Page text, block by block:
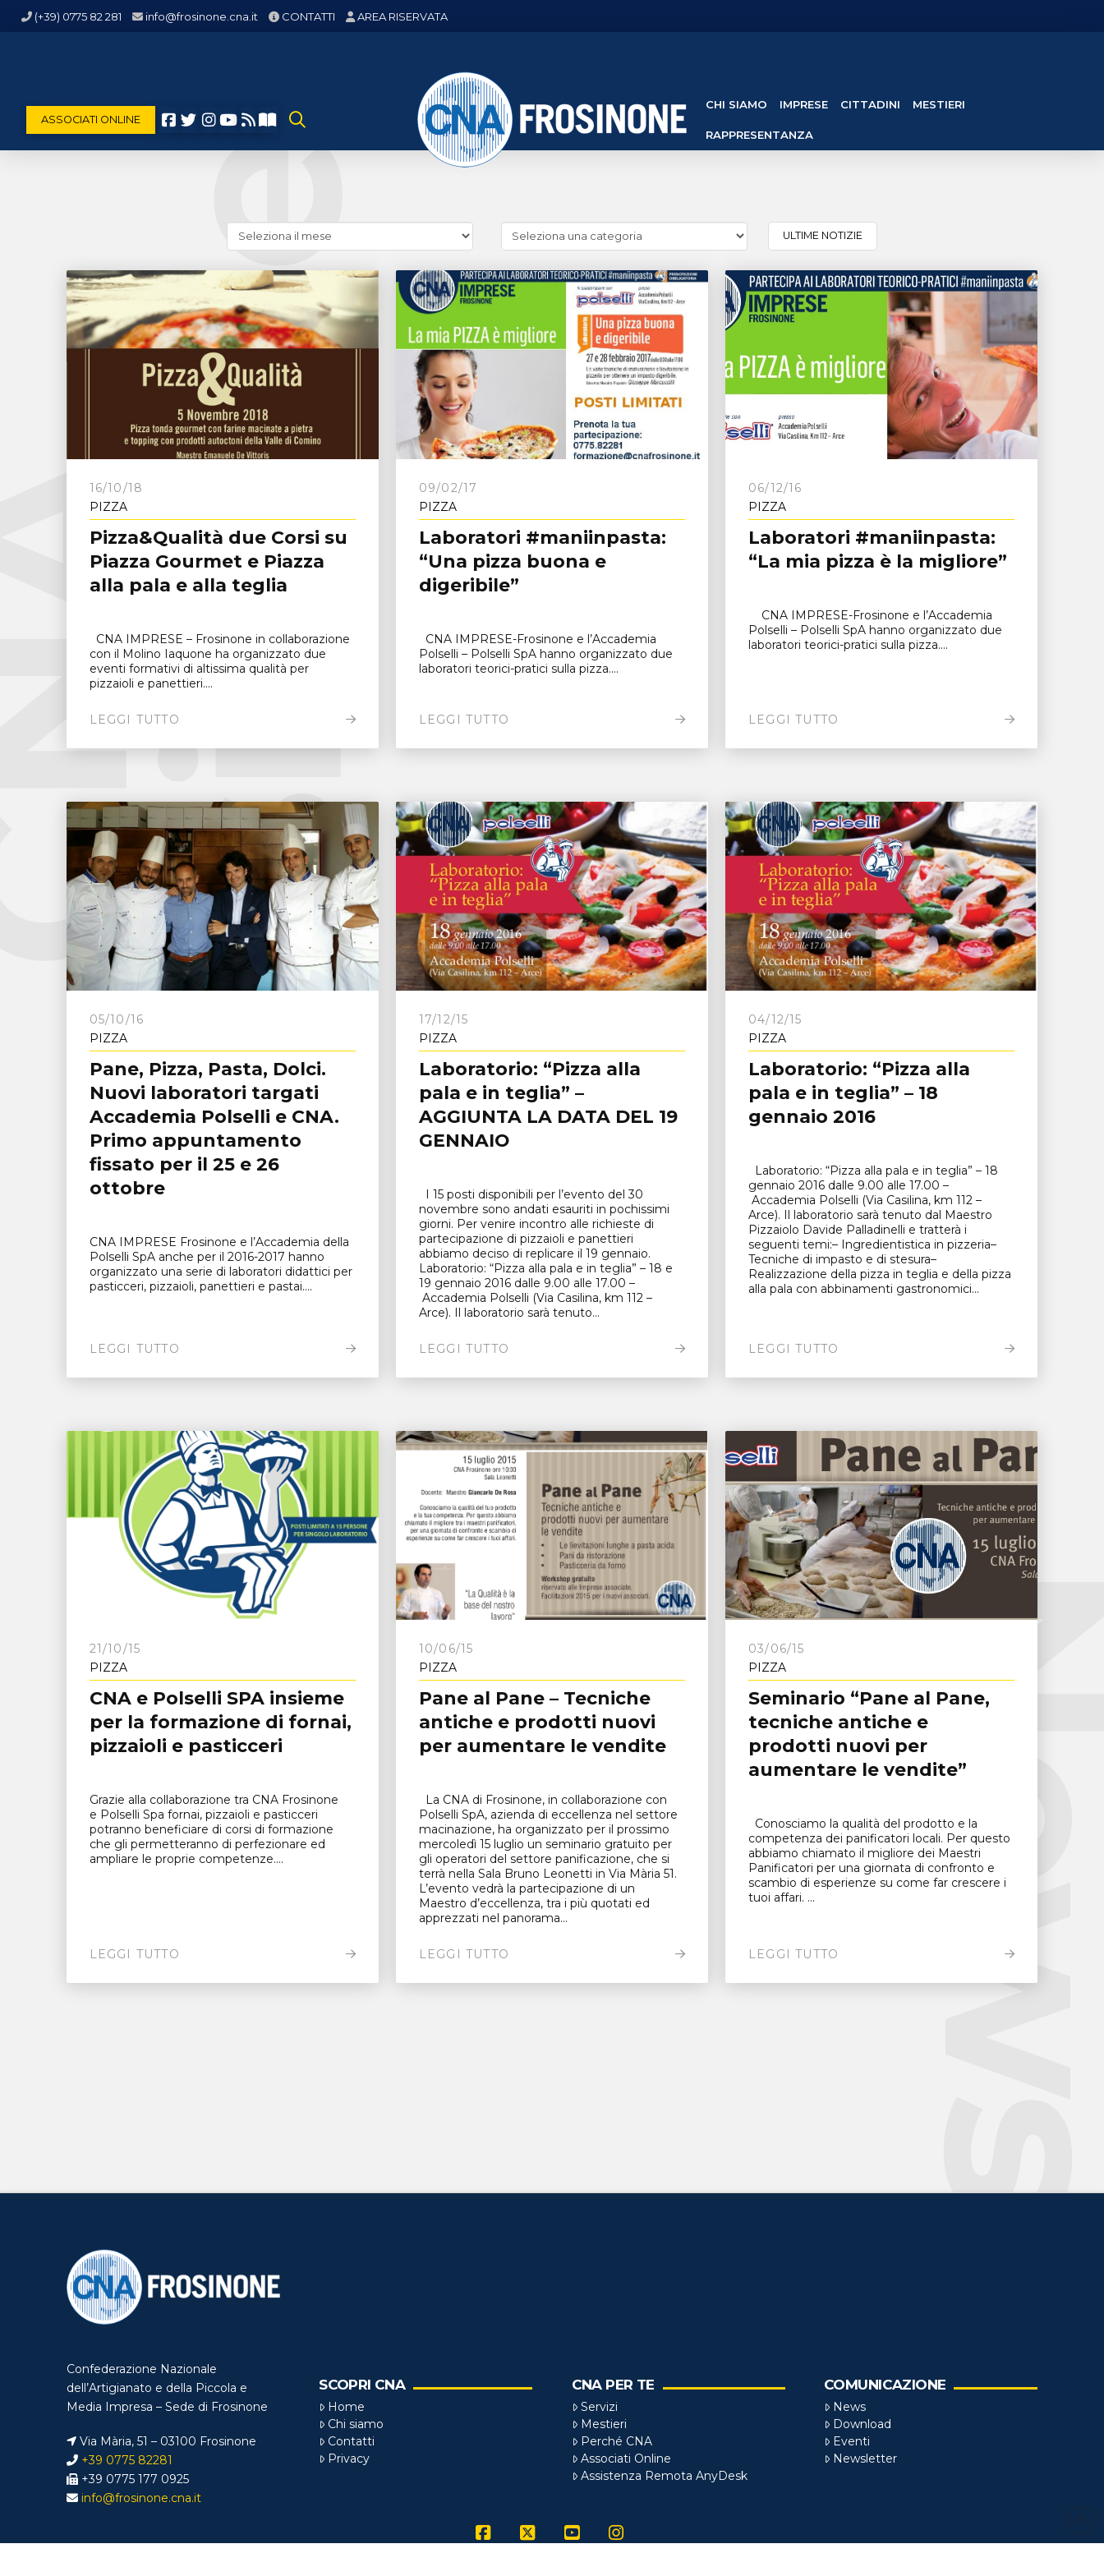
(+39) 0775 82 281 info@frosinone.cna.it CONTATTI AREA RISERVATA
ASSOCIATI ONLINE
CHI SIAMO IMPRESE CITTADINI MESTIERI
RAPPRESENTANZA
e
storico)
categorie)
ULTIME NOTIZIE
16/10/18
PIZZA
Pizza&Qualità due Corsi su
Piazza Gourmet e Piazza
alla pala e alla teglia
CNA IMPRESE – Frosinone in collaborazione
con il Molino Iaquone ha organizzato due
eventi formativi di altissima qualità per
pizzaioli e panettieri....
LEGGI TUTTO
09/02/17
PIZZA
Laboratori #maniinpasta:
“Una pizza buona e
digeribile”
CNA IMPRESE-Frosinone e l’Accademia
Polselli – Polselli SpA hanno organizzato due
laboratori teorici-pratici sulla pizza....
LEGGI TUTTO
06/12/16
PIZZA
Laboratori #maniinpasta:
“La mia pizza è la migliore”
CNA IMPRESE-Frosinone e l’Accademia
Polselli – Polselli SpA hanno organizzato due
laboratori teorici-pratici sulla pizza....
LEGGI TUTTO
05/10/16
PIZZA
Pane, Pizza, Pasta, Dolci.
Nuovi laboratori targati
Accademia Polselli e CNA.
Primo appuntamento
fissato per il 25 e 26
ottobre
CNA IMPRESE Frosinone e l’Accademia della
Polselli SpA anche per il 2016-2017 hanno
organizzato una serie di laboratori didattici per
pasticceri, pizzaioli, panettieri e pastai....
LEGGI TUTTO
17/12/15
PIZZA
Laboratorio: “Pizza alla
pala e in teglia” –
AGGIUNTA LA DATA DEL 19
GENNAIO
I 15 posti disponibili per l’evento del 30
novembre sono andati esauriti in pochissimi
giorni. Per venire incontro alle richieste di
partecipazione di pizzaioli e panettieri
abbiamo deciso di replicare il 19 gennaio.
Laboratorio: “Pizza alla pala e in teglia” – 18 e
19 gennaio 2016 dalle 9.00 alle 17.00 –
Accademia Polselli (Via Casilina, km 112 –
Arce). Il laboratorio sarà tenuto...
LEGGI TUTTO
04/12/15
PIZZA
Laboratorio: “Pizza alla
pala e in teglia” – 18
gennaio 2016
Laboratorio: “Pizza alla pala e in teglia” – 18
gennaio 2016 dalle 9.00 alle 17.00 –
Accademia Polselli (Via Casilina, km 112 –
Arce). Il laboratorio sarà tenuto dal Maestro
Pizzaiolo Davide Palladinelli e tratterà i
seguenti temi:– Ingredientistica in pizzeria–
Tecniche di impasto e di stesura–
Realizzazione della pizza in teglia e della pizza
alla pala con abbinamenti gastronomici...
LEGGI TUTTO
21/10/15
PIZZA
CNA e Polselli SPA insieme
per la formazione di fornai,
pizzaioli e pasticceri
Grazie alla collaborazione tra CNA Frosinone
e Polselli Spa fornai, pizzaioli e pasticceri
potranno beneficiare di corsi di formazione
che gli permetteranno di perfezionare ed
ampliare le proprie competenze....
LEGGI TUTTO
10/06/15
PIZZA
Pane al Pane – Tecniche
antiche e prodotti nuovi
per aumentare le vendite
La CNA di Frosinone, in collaborazione con
Polselli SpA, azienda di eccellenza nel settore
macinazione, ha organizzato per il prossimo
mercoledì 15 luglio un seminario gratuito per
gli operatori del settore panificazione, che si
terrà nella Sala Bruno Leonetti in Via Mària 51.
L’evento vedrà la partecipazione di un
Maestro d’eccellenza, tra i più quotati ed
apprezzati nel panorama...
LEGGI TUTTO
03/06/15
PIZZA
Seminario “Pane al Pane,
tecniche antiche e
prodotti nuovi per
aumentare le vendite”
Conosciamo la qualità del prodotto e la
competenza dei panificatori locali. Per questo
abbiamo chiamato il migliore dei Maestri
Panificatori per una giornata di confronto e
scambio di esperienze su come far crescere i
tuoi affari. ...
LEGGI TUTTO
Confederazione Nazionale
dell’Artigianato e della Piccola e
Media Impresa – Sede di Frosinone
Via Mària, 51 – 03100 Frosinone
+39 0775 82281
+39 0775 177 0925
info@frosinone.cna.it
SCOPRI CNA
Home
Chi siamo
Contatti
Privacy
CNA PER TE
Servizi
Mestieri
Perché CNA
Associati Online
Assistenza Remota AnyDesk
COMUNICAZIONE
News
Download
Eventi
Newsletter
Facebook
X YouTubeInstagram